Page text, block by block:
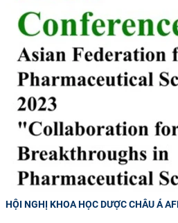
HỘI NGHỊ KHOA HỌC DƯỢC CHÂU Á